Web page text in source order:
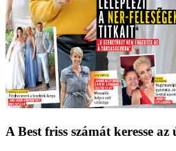
A Best friss számát keresse